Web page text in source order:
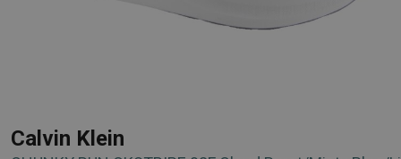
Calvin Klein